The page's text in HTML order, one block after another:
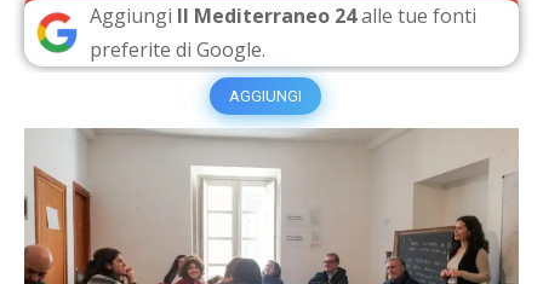
Aggiungi Il Mediterraneo 24alle tue fonti
preferite di Google.
AGGIUNGI